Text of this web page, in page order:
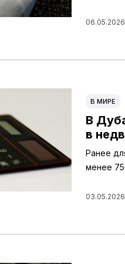
В МИРЕ
В
в
Ранее
менее